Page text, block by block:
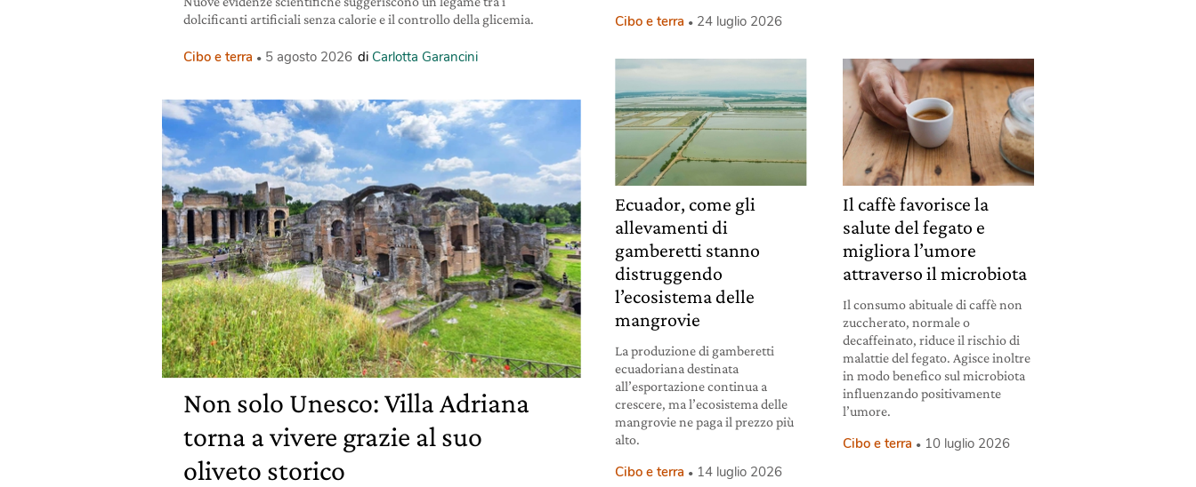
dolcificanti artificiali senza calorie e il controllo della glicemia.
Cibo e terra 5 agosto 2026 di Carlotta Garancini
Non solo Unesco: Villa Adriana
torna a vivere grazie al suo
oliveto storico
Cibo e terra 24 luglio 2026
Ecuador, come gli
allevamenti di
gamberetti stanno
distruggendo
l’ecosistema delle
mangrovie
La produzione di gamberetti
ecuadoriana destinata
all’esportazione continua a
crescere, ma l’ecosistema delle
mangrovie ne paga il prezzo più
alto.
Cibo e terra 14 luglio 2026
Il caffè favorisce la
salute del fegato e
migliora l’umore
attraverso il microbiota
Il consumo abituale di caffè non
zuccherato, normale o
decaffeinato, riduce il rischio di
malattie del fegato. Agisce inoltre
in modo benefico sul microbiota
influenzando positivamente
l’umore.
Cibo e terra 10 luglio 2026